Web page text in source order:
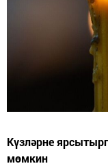
Күзләрне
мөмкин